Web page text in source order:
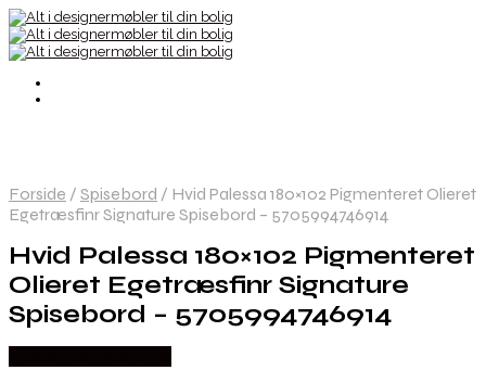
Forside / Spisebord / Hvid Palessa 180×102 Pigmenteret Olieret
Egetræsfinr Signature Spisebord – 5705994746914
Hvid Palessa 180×102 Pigmenteret
Olieret Egetræsfinr Signature
Spisebord – 5705994746914